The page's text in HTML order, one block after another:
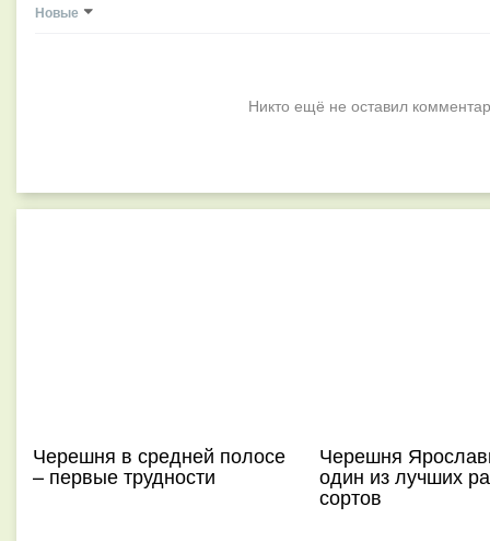
Новые
Никто ещё не оставил
Черешня в средней полосе
– первые трудности
Черешня
один из лучших
сортов